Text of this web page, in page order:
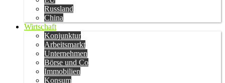
Russland
China
Wirtschaft
Konjunktur
Arbeitsmarkt
Unternehmen
Börse und Co
Immobilien
Konsum